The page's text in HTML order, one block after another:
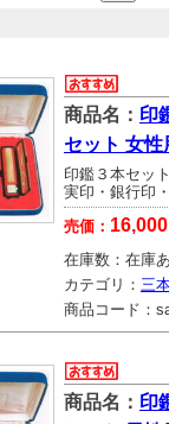
商品名： 印
セット 女性
印鑑３本セッ
実印・銀行印
売価： 16,000
在庫数： 在庫
カテゴリ： 三
商品コード：
商品名： 印